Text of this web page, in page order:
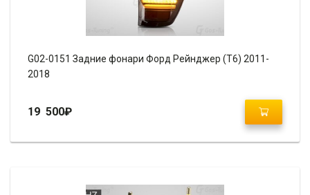
G02-0151 Задние фонари Форд Рейнджер (T6) 2011-
2018
19 500₽